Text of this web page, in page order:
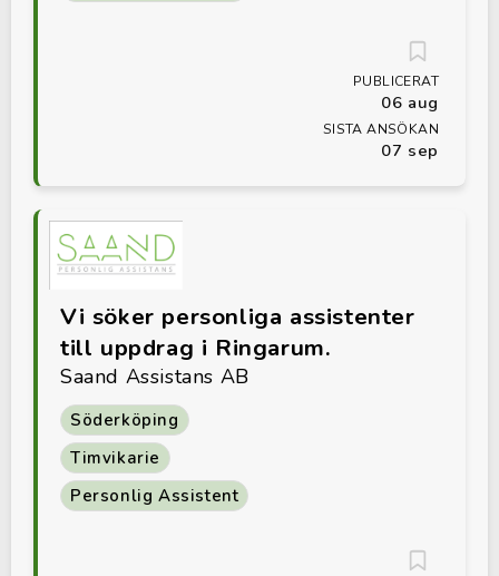
PUBLICERAT
06 aug
SISTA ANSÖKAN
07 sep
Vi söker personliga assistenter
till uppdrag i Ringarum.
Saand Assistans AB
Söderköping
Timvikarie
Personlig Assistent